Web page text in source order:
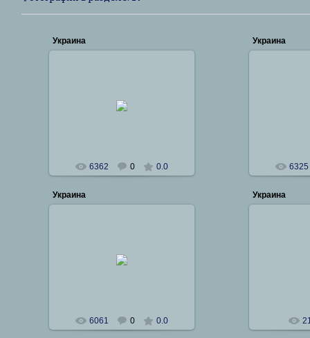
Украина
Большой Сход КРО ВБКВ
6362 0 0.0
Украина
6325
Украина
Большой Сход КРО ВБКВ
6061 0 0.0
Украина